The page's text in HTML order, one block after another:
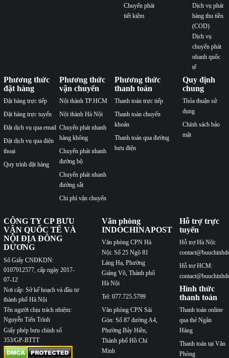
Chuyển phát
tiết kiệm
Dịch vụ phát
hàng thu tiền
(COD)
Dịch vụ
chuyển phát
nhanh quốc
tế
Phương thức
đặt hàng
Đặt hàng trực tiếp
Đặt hàng trực tuyến
Đặt dịch vụ qua email
Đặt dịch vụ qua điện
thoại
Quy trình đặt hàng
Phương thức
vận chuyển
Nội thành TP.HCM
Nội thành Hà Nội
Chuyển phát nhanh
hàng không
Chuyển phát nhanh
đường bộ
Chuyển phát nhanh
đường sắt
Chi phí vận chuyển
Phương thức
thanh toán
Thanh toán trực tiếp
Thanh toán chuyển
khoản
Thanh toán qua đường
bưu điện
Quy định
chung
Thỏa thuận sử
dụng
Chính sách bảo
mật
CÔNG TY CP BƯU
VẬN QUỐC TẾ VÀ
NỘI ĐỊA ĐÔNG
DƯƠNG
Số Giấy CNĐKDN:
0107912577, cấp ngày 2017-
07-12
Nơi cấp: Sở kế hoạch và đầu tư
thành phố Hà Nội
Tên người chịu trách nhiệm:
Nguyễn Tiến Trình
Giấy phép bưu chính số
353/GP-BTTT
Văn phòng
INDOCHINAPOST
Văn phòng CPN Hà
Nội: Số 25 Ngõ 81
Láng Hạ, Phường
Giảng Võ, Thành phố
Hà Nội
Tel: 077.725.5799
Văn phòng CPN Sài
Gòn: Số 87 đường A4,
Phường Bảy Hiền,
Thành phố Hồ Chí
Minh
Hỗ trợ trực
tuyến
Hỗ trợ Hà Nội:
Hỗ trợ HCM:
Hình thức
thanh toán
Thanh toán online
qua thẻ Ngân
Hàng
Thanh toán tại Văn
Phòng